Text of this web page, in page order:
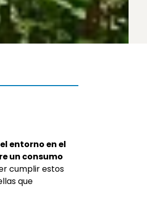
entorno en el
un consumo
cumplir estos
que